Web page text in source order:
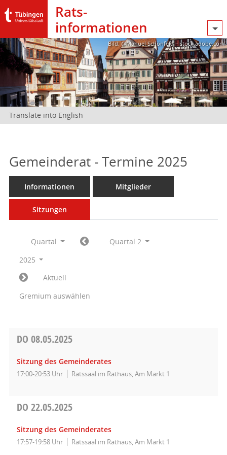
Rats­
informationen
Bild: @Manuel Schönfeld – stock.adobe.com
Translate into English
Gemeinderat - Termine 2025
Informationen Mitglieder
Sitzungen
Quartal
Quartal 2
2025
Aktuell
Gremium auswählen
DO 08.05.2025
Sitzung des Gemeinderates
17:00-20:53 Uhr Ratssaal im Rathaus, Am Markt 1
DO 22.05.2025
Sitzung des Gemeinderates
17:57-19:58 Uhr Ratssaal im Rathaus, Am Markt 1